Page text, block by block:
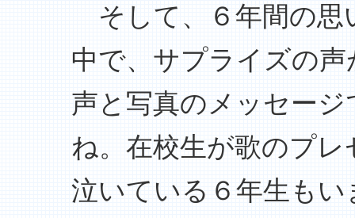
そして、６年間の思
中で、サプライズの
声と写真のメッセー
ね。在校生が歌のプ
泣いている６年生も